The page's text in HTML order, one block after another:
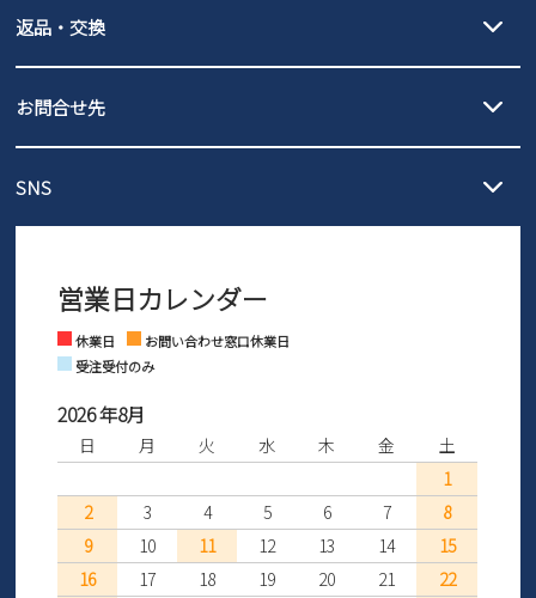
北海道・本州・四国・九州…550円
3,980円（税込）以上お買い上げで送料無料
ご利用ください。
全国一律…220円（税込）
発送日・送料詳細についてはご利用ガイドを
ご利用ください。
返品・交換
の片道無料サービスを実施中！
ントとしても安心してご利用いただけるよう、サイズ交換の受付期
さい。
お問合せ先
営業時間：11時～17時
※土日祝はお問い合わせ窓口休業日となります。
SNS
Facebook Instagram
営業日カレンダー
休業日
お問い合わせ窓口休業日
受注受付のみ
2026 年8月
日 月 火 水 木 金
土
1
2
3 4 5 6 7
8
9
10 11 12 13 14
15
16
17 18 19 20 21
22